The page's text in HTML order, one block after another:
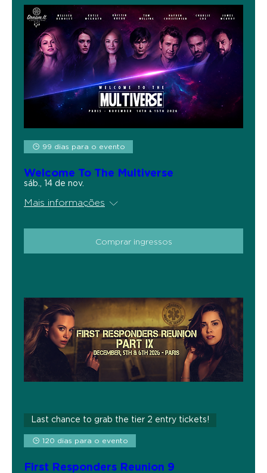
99 dias para o evento
Welcome To The Multiverse
sáb., 14 de nov.
Mais informações
Comprar ingressos
Last chance to grab the tier 2 entry tickets!
120 dias para o evento
First Responders Reunion 9